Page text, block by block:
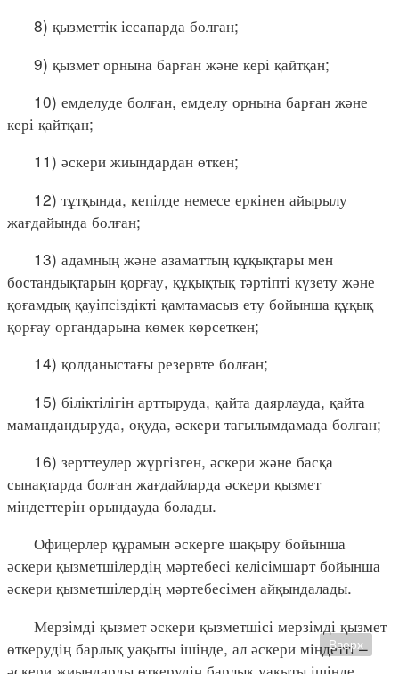
8) қызметтік іссапарда болған;
9) қызмет орнына барған және кері қайтқан;
10) емделуде болған, емделу орнына барған және
кері қайтқан;
11) әскери жиындардан өткен;
12) тұтқында, кепілде немесе еркінен айырылу
жағдайында болған;
13) адамның және азаматтың құқықтары мен
бостандықтарын қорғау, құқықтық тәртіпті күзету және
қоғамдық қауіпсіздікті қамтамасыз ету бойынша құқық
қорғау органдарына көмек көрсеткен;
14) қолданыстағы резервте болған;
15) біліктілігін арттыруда, қайта даярлауда, қайта
мамандандыруда, оқуда, әскери тағылымдамада болған;
16) зерттеулер жүргізген, әскери және басқа
сынақтарда болған жағдайларда әскери қызмет
міндеттерін орындауда болады.
Офицерлер құрамын әскерге шақыру бойынша
әскери қызметшілердің мәртебесі келісімшарт бойынша
әскери қызметшілердің мәртебесімен айқындалады.
Мерзімді қызмет әскери қызметшісі мерзімді қызмет
өткерудің барлық уақыты ішінде, ал әскери міндетті –
Вверх